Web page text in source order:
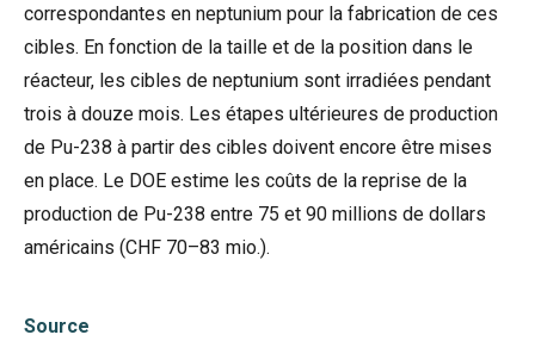
correspondantes en neptunium pour la fabrication de ces
cibles. En fonction de la taille et de la position dans le
réacteur, les cibles de neptunium sont irradiées pendant
trois à douze mois. Les étapes ultérieures de production
de Pu-238 à partir des cibles doivent encore être mises
en place. Le DOE estime les coûts de la reprise de la
production de Pu-238 entre 75 et 90 millions de dollars
américains (CHF 70–83 mio.).
Source